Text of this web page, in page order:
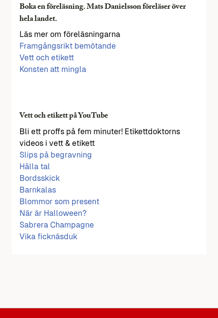
Boka en föreläsning. Mats Danielsson föreläser över
hela landet.
Läs mer om föreläsningarna
Framgångsrikt bemötande
Vett och etikett
Konsten att mingla
Vett och etikett på YouTube
Bli ett proffs på fem minuter! Etikettdoktorns
videos i vett & etikett
Slips på begravning
Hålla tal
Bordsskick
Barnkalas
Blommor som present
När är Halloween?
Sabrera Champagne
Vika ficknäsduk